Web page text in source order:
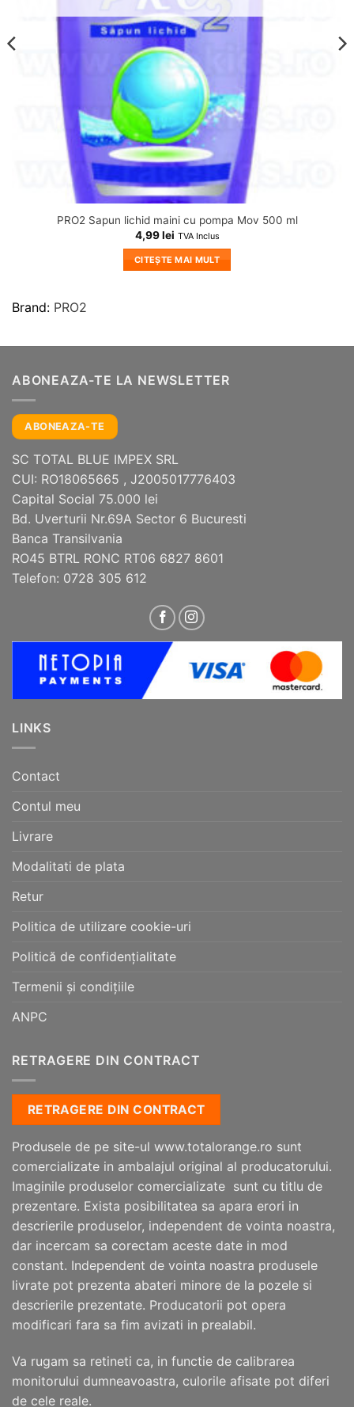
PRO2 Sapun lichid maini cu pompa Mov 500 ml
4,99lei TVA Inclus
CITEȘTE MAI MULT
Brand: PRO2
ABONEAZA-TE LA NEWSLETTER
ABONEAZA-TE
SC TOTAL BLUE IMPEX SRL
CUI: RO18065665 , J2005017776403
Capital Social 75.000 lei
Bd. Uverturii Nr.69A Sector 6 Bucuresti
Banca Transilvania
RO45 BTRL RONC RT06 6827 8601
Telefon: 0728 305 612
LINKS
Contact
Contul meu
Livrare
Modalitati de plata
Retur
Politica de utilizare cookie-uri
Politică de confidențialitate
Termenii și condițiile
ANPC
RETRAGERE DIN CONTRACT
RETRAGERE DIN CONTRACT
Produsele de pe site-ul www.totalorange.ro sunt
comercializate in ambalajul original al producatorului.
Imaginile produselor comercializate sunt cu titlu de
prezentare. Exista posibilitatea sa apara erori in
descrierile produselor, independent de vointa noastra,
dar incercam sa corectam aceste date in mod
constant. Independent de vointa noastra produsele
livrate pot prezenta abateri minore de la pozele si
descrierile prezentate. Producatorii pot opera
modificari fara sa fim avizati in prealabil.
Va rugam sa retineti ca, in functie de calibrarea
monitorului dumneavoastra, culorile afisate pot diferi
de cele reale.